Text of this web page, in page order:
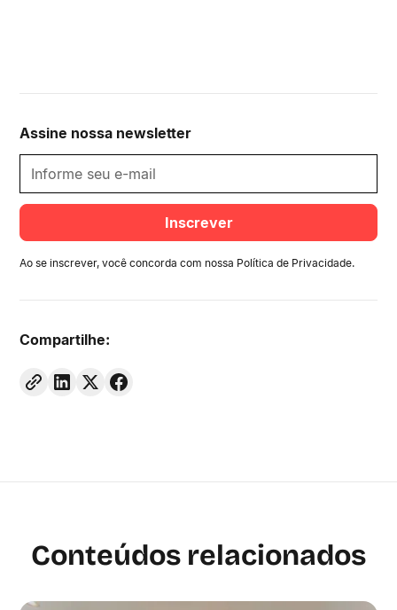
Assine nossa newsletter
Ao se inscrever, você concorda com nossa Política de Privacidade.
Compartilhe:
Conteúdos relacionados